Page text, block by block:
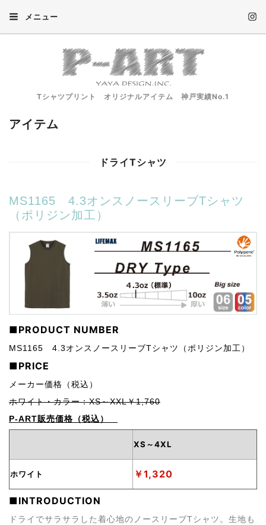
メニュー
Tシャツプリント オリジナルアイテム 神戸実績No.1
アイテム
ドライTシャツ
MS1165 4.3オンスノースリーブTシャツ
（ポリジン加工）
■PRODUCT NUMBER
MS1165 4.3オンスノースリーブTシャツ（ポリジン加工）
■PRICE
メーカー価格（税込）
ホワイト・カラー：XS～XXL￥1,760
P-ART販売価格（税込）
XS～4XL
ホワイト ￥1,320
■INTRODUCTION
ドライでサラサラした着心地のノースリーブTシャツ。生地も